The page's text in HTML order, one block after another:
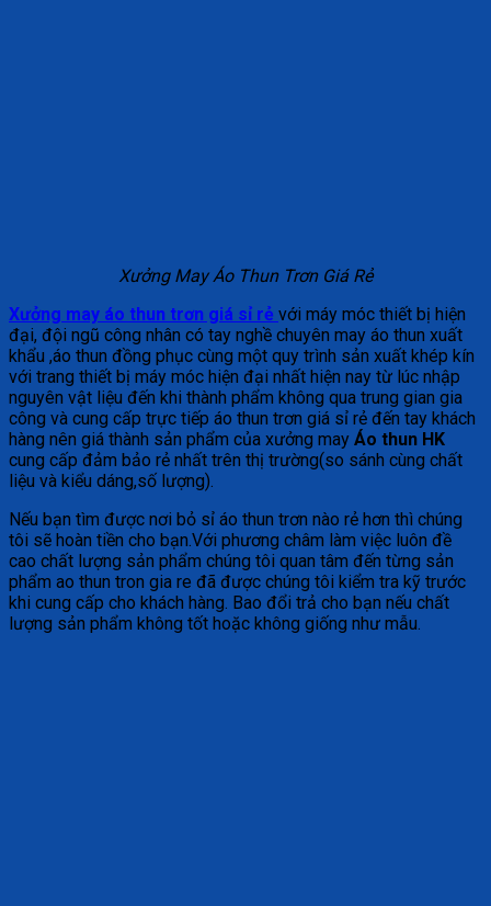
Xưởng May Áo Thun Trơn Giá Rẻ
Xưởng may áo thun trơn giá sỉ rẻ với máy móc thiết bị hiện
đại, đội ngũ công nhân có tay nghề chuyên may áo thun xuất
khẩu ,áo thun đồng phục cùng một quy trình sản xuất khép kín
với trang thiết bị máy móc hiện đại nhất hiện nay từ lúc nhập
nguyên vật liệu đến khi thành phẩm không qua trung gian gia
công và cung cấp trực tiếp áo thun trơn giá sỉ rẻ đến tay khách
hàng nên giá thành sản phẩm của xưởng may Áo thun HK
cung cấp đảm bảo rẻ nhất trên thị trường(so sánh cùng chất
liệu và kiểu dáng,số lượng).
Nếu bạn tìm được nơi bỏ sỉ áo thun trơn nào rẻ hơn thì chúng
tôi sẽ hoàn tiền cho bạn.Với phương châm làm việc luôn đề
cao chất lượng sản phẩm chúng tôi quan tâm đến từng sản
phẩm ao thun tron gia re đã được chúng tôi kiểm tra kỹ trước
khi cung cấp cho khách hàng. Bao đổi trả cho bạn nếu chất
lượng sản phẩm không tốt hoặc không giống như mẫu.